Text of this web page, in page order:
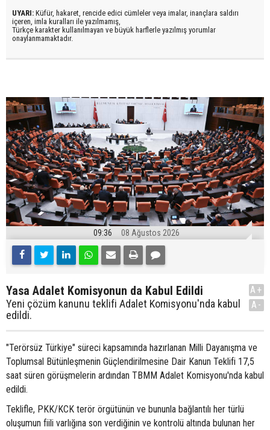
UYARI: Küfür, hakaret, rencide edici cümleler veya imalar, inançlara saldırı
içeren, imla kuralları ile yazılmamış,
Türkçe karakter kullanılmayan ve büyük harflerle yazılmış yorumlar
onaylanmamaktadır.
09:36 08 Ağustos 2026
Yasa Adalet Komisyonun da Kabul Edildi
Yeni çözüm kanunu teklifi Adalet Komisyonu'nda kabul
edildi.
A+
A-
"Terörsüz Türkiye" süreci kapsamında hazırlanan Milli Dayanışma ve
Toplumsal Bütünleşmenin Güçlendirilmesine Dair Kanun Teklifi 17,5
saat süren görüşmelerin ardından TBMM Adalet Komisyonu'nda kabul
edildi.
Teklifle, PKK/KCK terör örgütünün ve bununla bağlantılı her türlü
oluşumun fiili varlığına son verdiğinin ve kontrolü altında bulunan her